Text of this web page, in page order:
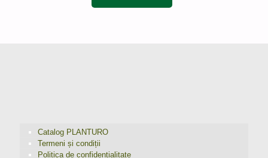
Catalog PLANTURO
Termeni și condiții
Politica de confidențialitate